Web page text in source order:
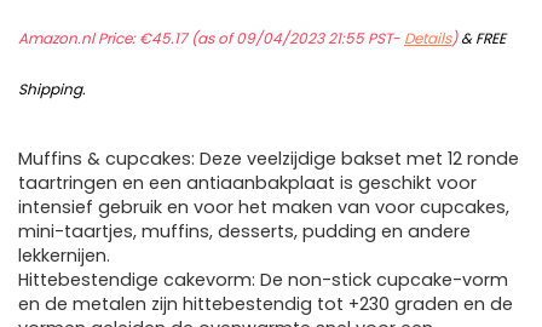
Amazon.nl Price:€45.17(as of 09/04/2023 21:55 PST- Details)&FREE
Shipping.
Muffins & cupcakes: Deze veelzijdige bakset met 12 ronde
taartringen en een antiaanbakplaat is geschikt voor
intensief gebruik en voor het maken van voor cupcakes,
mini-taartjes, muffins, desserts, pudding en andere
lekkernijen.
Hittebestendige cakevorm: De non-stick cupcake-vorm
en de metalen zijn hittebestendig tot +230 graden en de